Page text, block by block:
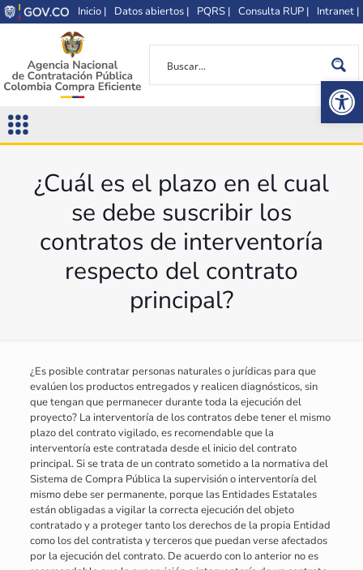
Inicio | Datos abiertos | PQRS | Consulta RUP | Intranet |
¿Cuál es el plazo en el cual
se debe suscribir los
contratos de interventoría
respecto del contrato
principal?
¿Es posible contratar personas naturales o jurídicas para que
evalúen los productos entregados y realicen diagnósticos, sin
que tengan que permanecer durante toda la ejecución del
proyecto? La interventoría de los contratos debe tener el mismo
plazo del contrato vigilado, es recomendable que la
interventoría este contratada desde el inicio del contrato
principal. Si se trata de un contrato sometido a la normativa del
Sistema de Compra Pública la supervisión o interventoría del
mismo debe ser permanente, porque las Entidades Estatales
están obligadas a vigilar la correcta ejecución del objeto
contratado y a proteger tanto los derechos de la propia Entidad
como los del contratista y terceros que puedan verse afectados
por la ejecución del contrato. De acuerdo con lo anterior no es